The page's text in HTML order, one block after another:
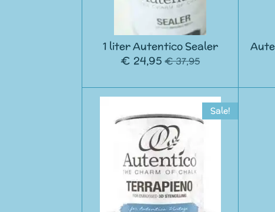
1 liter Autentico Sealer
€ 24,95 € 37,95
Sale!